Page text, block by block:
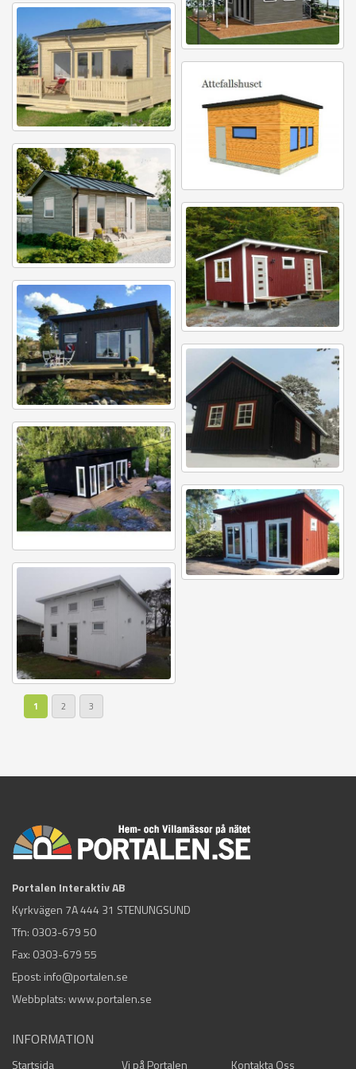
Sidor
1 2 3
Portalen Interaktiv AB
Kyrkvägen 7A 444 31 STENUNGSUND
Tfn: 0303-679 50
Fax: 0303-679 55
Epost: info@portalen.se
Webbplats: www.portalen.se
INFORMATION
Startsida Vi på Portalen Kontakta Oss